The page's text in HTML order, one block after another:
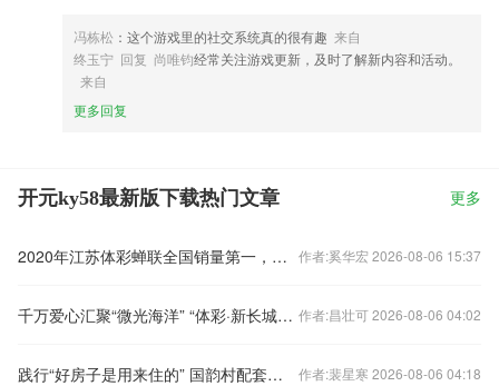
冯栋松 ：这个游戏里的社交系统真的很有趣 来自
终玉宁 回复 尚唯钧经常关注游戏更新，及时了解新内容和活动。
来自
更多回复
开元ky58最新版下载热门文章 更多
2020年江苏体彩蝉联全国销量第一，筹集公益金52.18亿元 作者:奚华宏 2026-08-06 15:37
千万爱心汇聚“微光海洋” “体彩·新长城”助学情暖贫困学子 作者:昌壮可 2026-08-06 04:02
践行“好房子是用来住的” 国韵村配套全景呈现 作者:裴星寒 2026-08-06 04:18